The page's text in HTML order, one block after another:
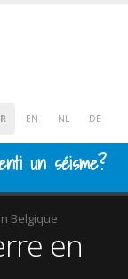
EN NL DE
un séisme?
Belgique
en